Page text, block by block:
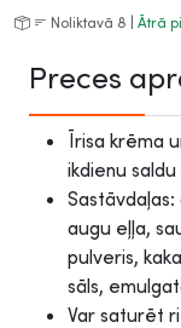
Noliktavā 8 | Ātrā
Preces
Īrisa krēma
ikdienu
augu eļļa,
pulveris,
sāls,
Var saturēt